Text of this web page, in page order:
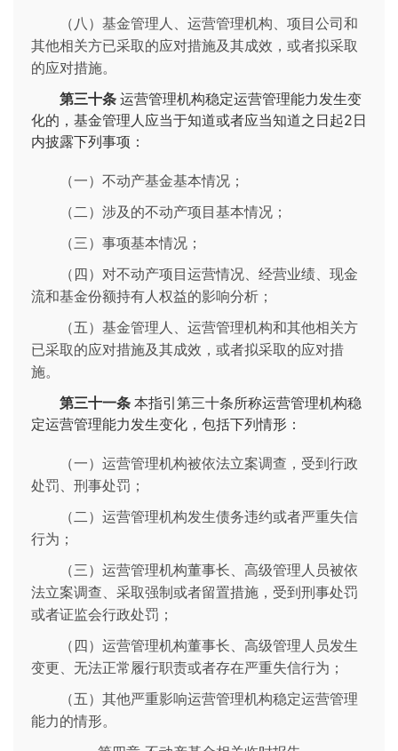
（八）基金管理人、运营管理机构、项目公司和
其他相关方已采取的应对措施及其成效，或者拟采取
的应对措施。
第三十条 运营管理机构稳定运营管理能力发生变
化的，基金管理人应当于知道或者应当知道之日起2日
内披露下列事项：
（一）不动产基金基本情况；
（二）涉及的不动产项目基本情况；
（三）事项基本情况；
（四）对不动产项目运营情况、经营业绩、现金
流和基金份额持有人权益的影响分析；
（五）基金管理人、运营管理机构和其他相关方
已采取的应对措施及其成效，或者拟采取的应对措
施。
第三十一条 本指引第三十条所称运营管理机构稳
定运营管理能力发生变化，包括下列情形：
（一）运营管理机构被依法立案调查，受到行政
处罚、刑事处罚；
（二）运营管理机构发生债务违约或者严重失信
行为；
（三）运营管理机构董事长、高级管理人员被依
法立案调查、采取强制或者留置措施，受到刑事处罚
或者证监会行政处罚；
（四）运营管理机构董事长、高级管理人员发生
变更、无法正常履行职责或者存在严重失信行为；
（五）其他严重影响运营管理机构稳定运营管理
能力的情形。